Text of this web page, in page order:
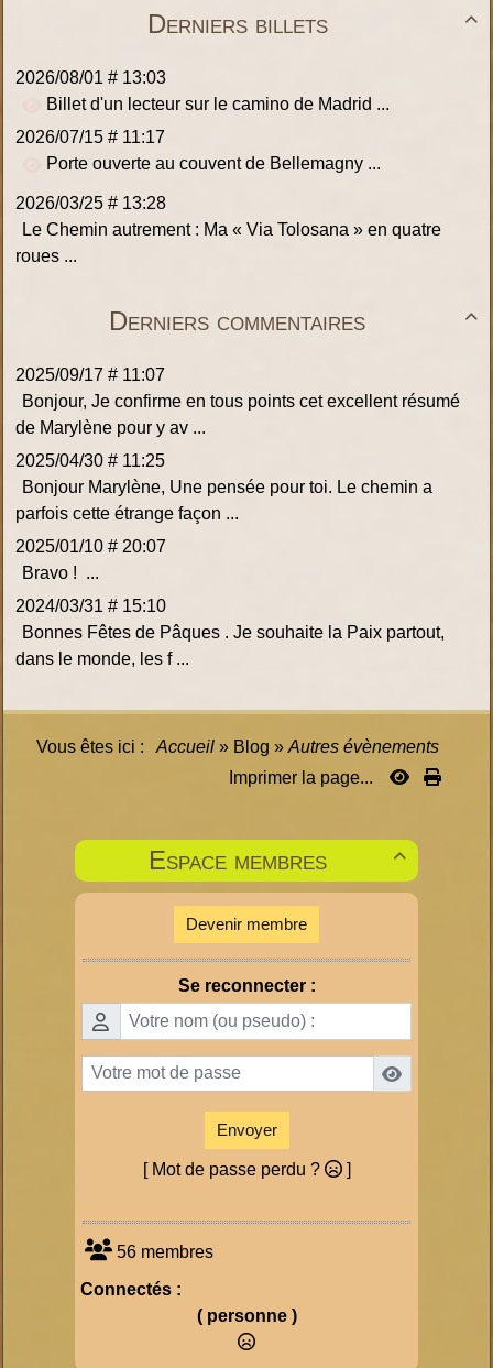

Derniers billets
2026/08/01 # 13:03
Billet d'un lecteur sur le camino de Madrid ...
2026/07/15 # 11:17
Porte ouverte au couvent de Bellemagny ...
2026/03/25 # 13:28
Le Chemin autrement : Ma « Via Tolosana » en quatre
roues ...

Derniers commentaires
2025/09/17 # 11:07
Bonjour, Je confirme en tous points cet excellent résumé
de Marylène pour y av ...
2025/04/30 # 11:25
Bonjour Marylène, Une pensée pour toi. Le chemin a
parfois cette étrange façon ...
2025/01/10 # 20:07
Bravo ! ...
2024/03/31 # 15:10
Bonnes Fêtes de Pâques . Je souhaite la Paix partout,
dans le monde, les f ...
Vous êtes ici : Accueil » Blog » Autres évènements
Imprimer la page...

Espace membres
Devenir membre
Se reconnecter :
Envoyer
[ Mot de passe perdu ? ]
56 membres
Connectés :
( personne )